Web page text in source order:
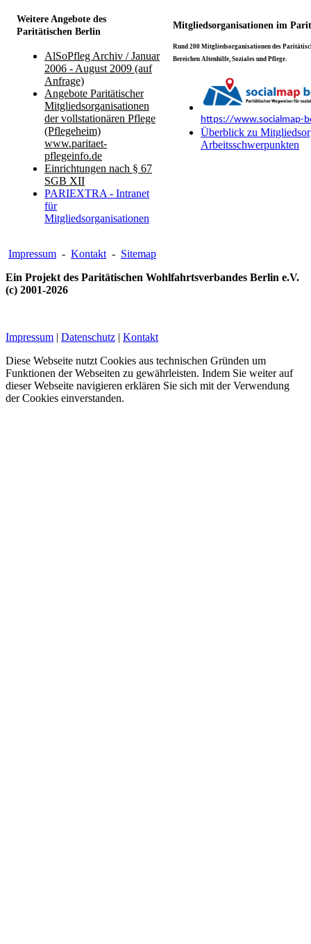
Weitere Angebote des
Paritätischen Berlin
Mitgliedsorganisationen im
AlSoPfleg Archiv / Januar
2006 - August 2009 (auf
Anfrage)
Angebote Paritätischer
Mitgliedsorganisationen
der vollstationären Pflege
(Pflegeheim)
www.paritaet-
pflegeinfo.de
Einrichtungen nach § 67
SGB XII
PARIEXTRA - Intranet
für
Mitgliedsorganisationen
Rund 200 Mitgliedsorganisationen des
Bereichen Altenhilfe, Soziales und Pflege.
https://www.socialmap-
Überblick zu
Arbeitsschwerpunkten
Impressum - Kontakt - Sitemap
Ein Projekt des Paritätischen Wohlfahrtsverbandes Berlin e.V.
(c) 2001-2026
Impressum | Datenschutz | Kontakt
Diese Webseite nutzt Cookies aus technischen Gründen um
Funktionen der Webseiten zu gewährleisten. Indem Sie weiter auf
dieser Webseite navigieren erklären Sie sich mit der Verwendung
der Cookies einverstanden.